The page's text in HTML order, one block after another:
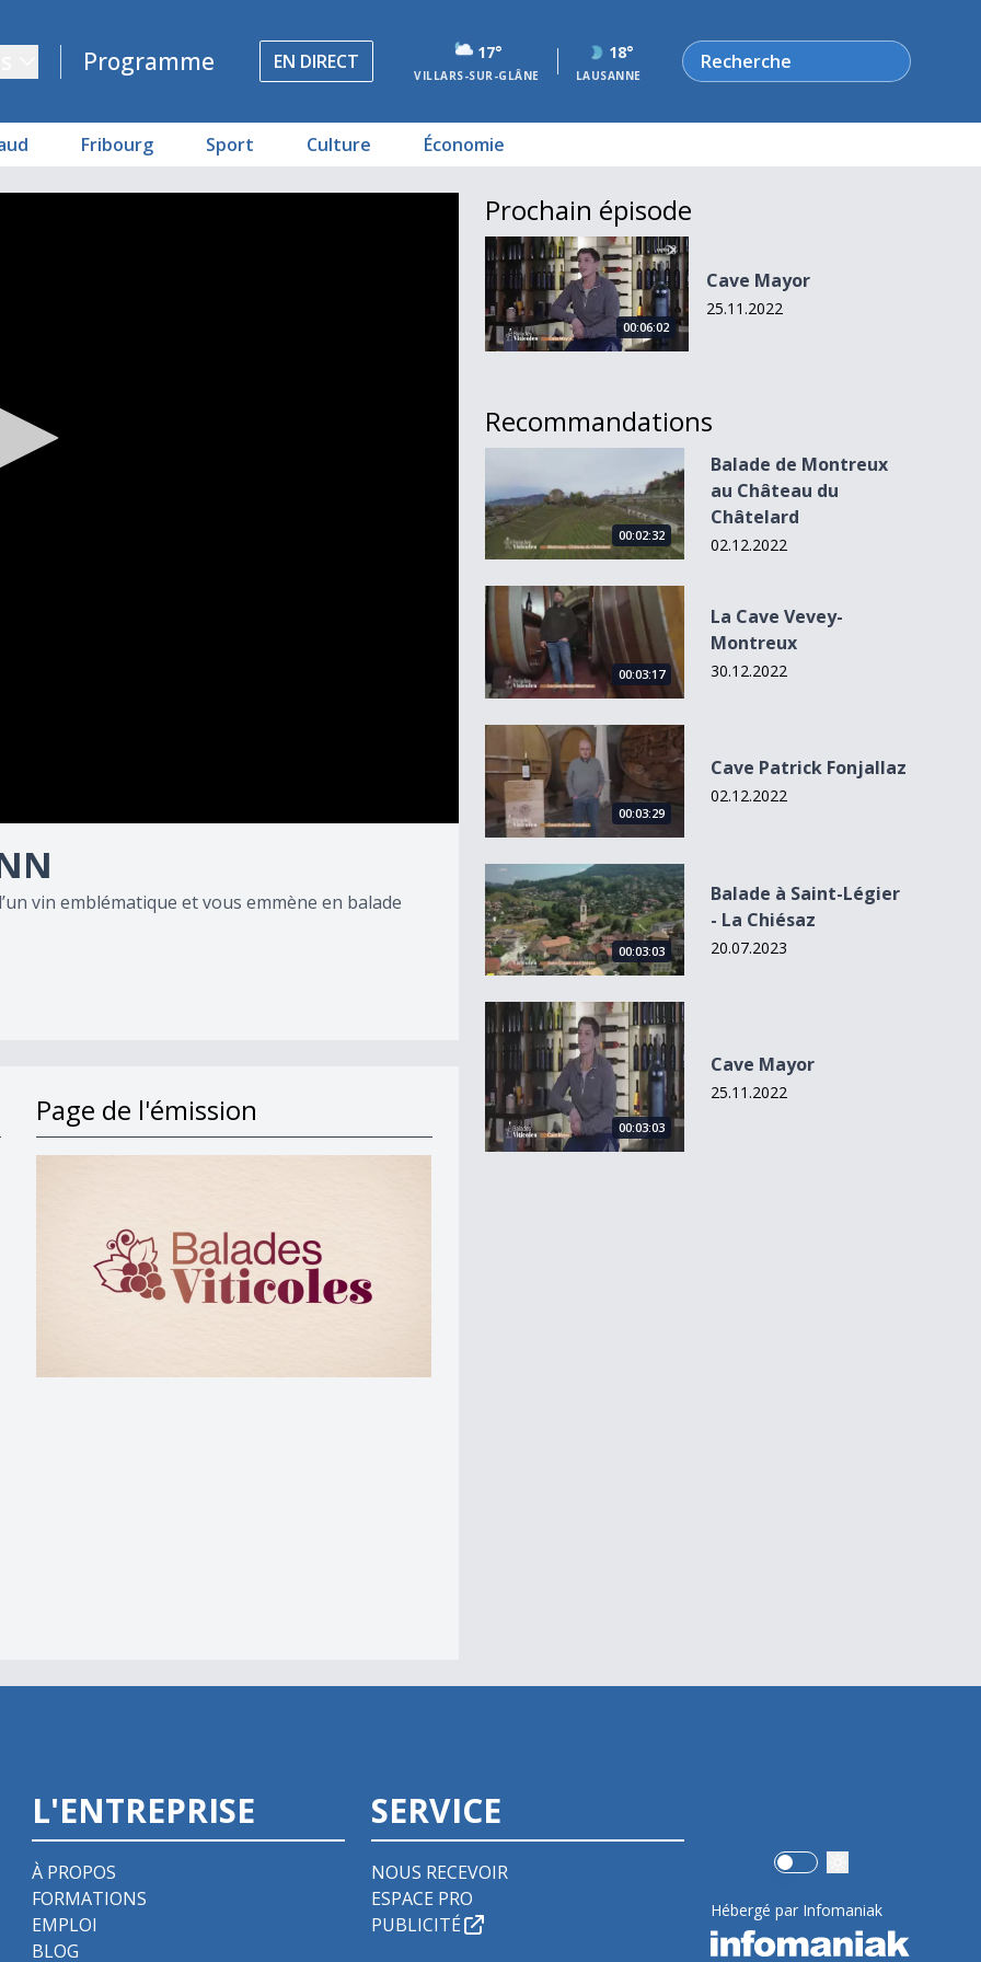
Programme EN DIRECT 17°
VILLARS-SUR-GLÂNE
18°
LAUSANNE
Rechercher
Fribourg Sport Culture Économie
vin emblématique et vous emmène en balade
Page de l'émission
Prochain épisode
Cave Mayor
00:06:02
Cave Mayor
25.11.2022
Recommandations
Balade de Montreux au Château du Châtelard
00:02:32
Balade de Montreux
au Château du
Châtelard
02.12.2022
La Cave Vevey-Montreux
00:03:17
La Cave Vevey-
Montreux
30.12.2022
Cave Patrick Fonjallaz
00:03:29
Cave Patrick Fonjallaz
02.12.2022
Balade à Saint-Légier - La Chiésaz
00:03:03
Balade à Saint-Légier
- La Chiésaz
20.07.2023
Cave Mayor
00:03:03
Cave Mayor
25.11.2022
L'ENTREPRISE
À PROPOS
FORMATIONS
EMPLOI
BLOG
SERVICE
NOUS RECEVOIR
ESPACE PRO
PUBLICITÉ
Use setting
Hébergé par Infomaniak